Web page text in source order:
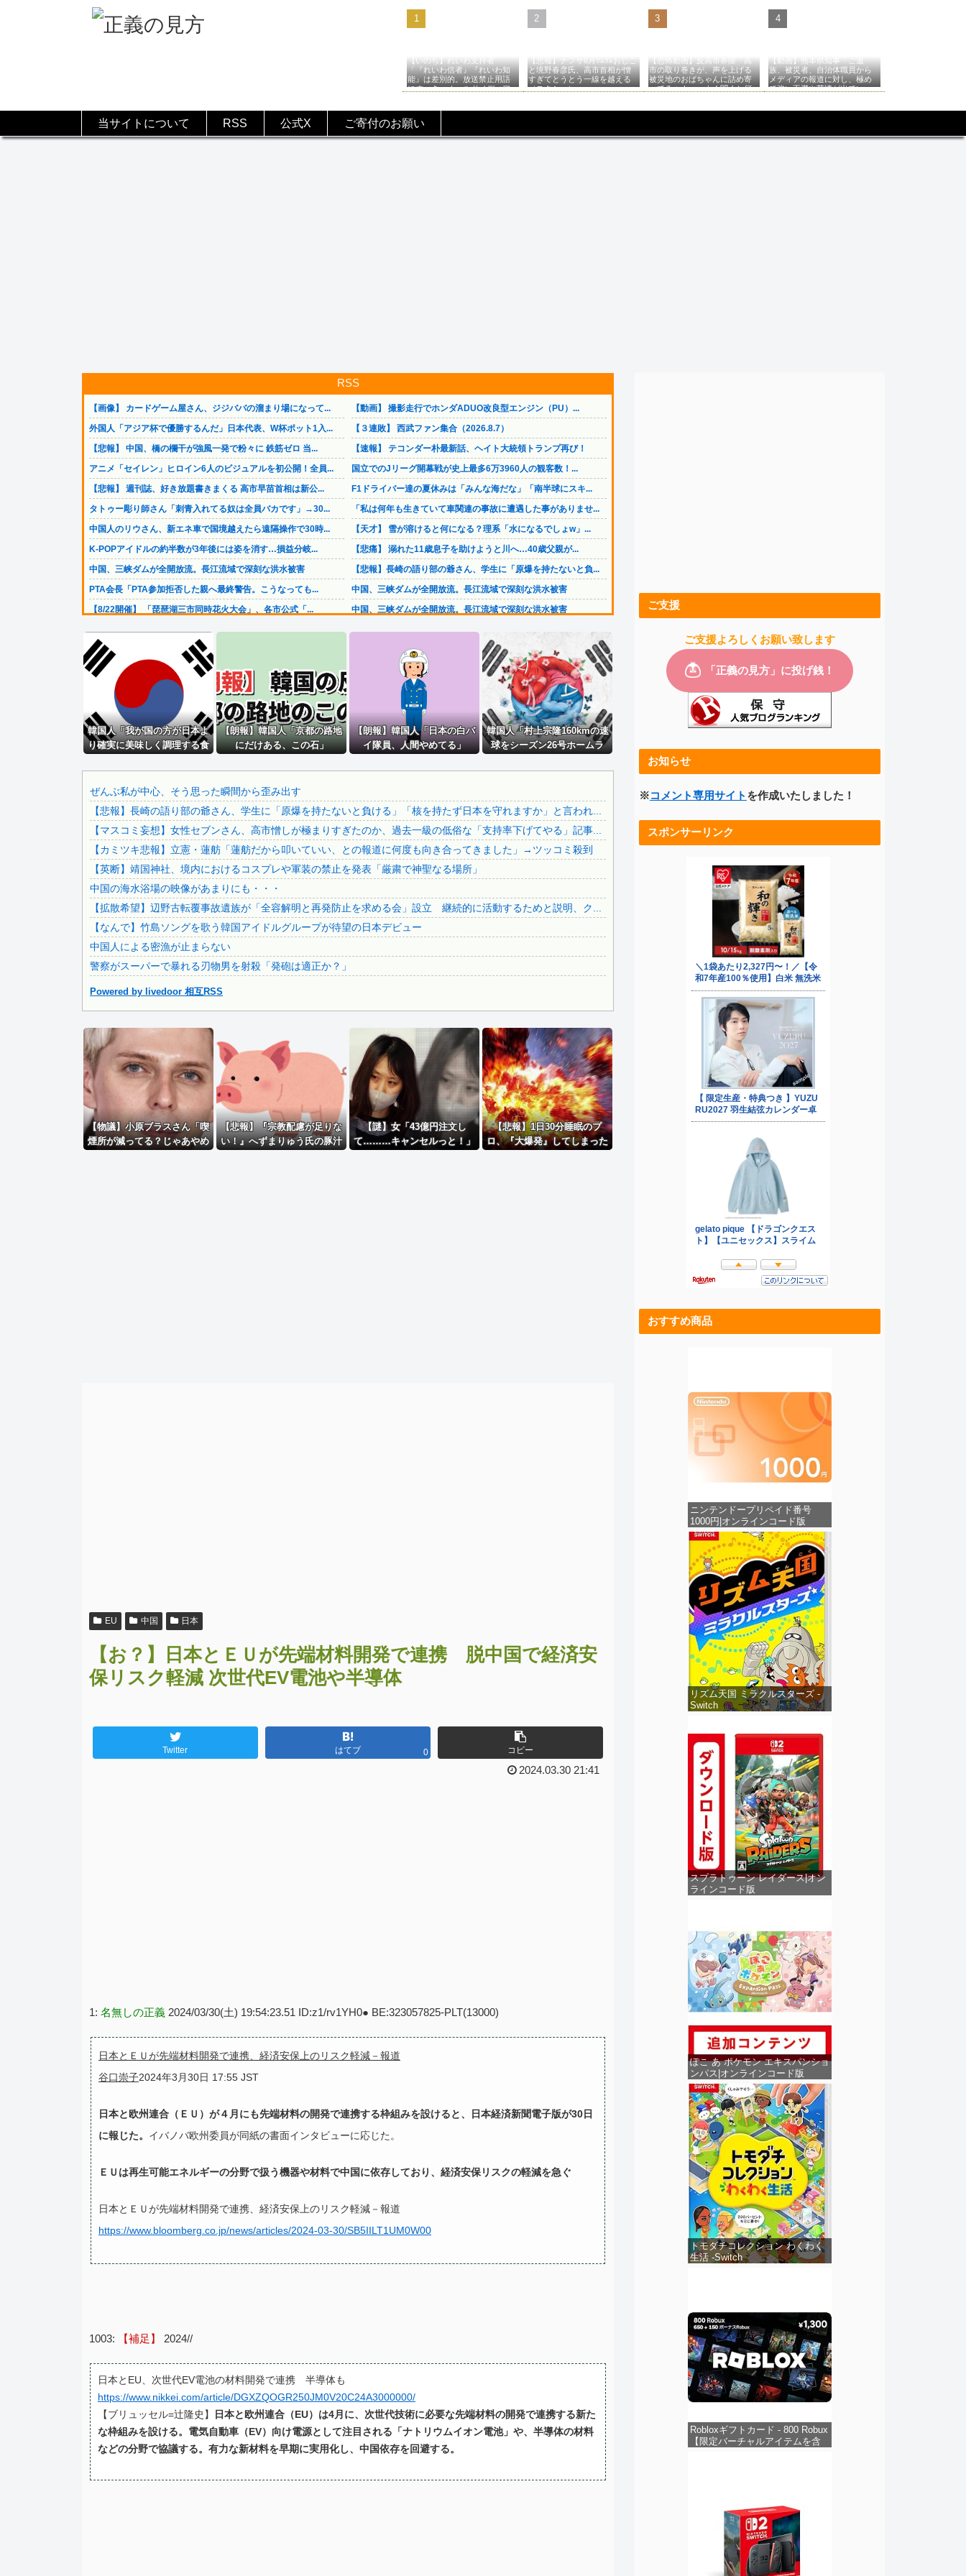
【いのち】れいわ支持者
「『れいわ信者』『れいわ知
能』は差別的。放送禁止用語
にすべき。オールドメディア
【悲報】ナフサ6月ﾂﾑﾂﾑおじこ
と境野春彦氏、高市首相が憎
すぎてとうとう一線を越える
（スクショ）
【恐怖動画】反高市界隈「高
市の取り巻きが、声を上げる
被災地のおばちゃんに詰め寄
ってるぅ！」→よく聞くと何
【動画】熊本県知事「ご遺
族、被災者、自治体職員から
メディアの報道に対し、極め
て強い不満や苦情が出てい
当サイトについて RSS 公式X ご寄付のお願い
RSS
【画像】 カードゲーム屋さん、ジジババの溜まり場になって...
外国人「アジア杯で優勝するんだ」日本代表、W杯ポット1入...
【悲報】 中国、橋の欄干が強風一発で粉々に 鉄筋ゼロ 当...
アニメ「セイレン」ヒロイン6人のビジュアルを初公開！全員...
【悲報】 週刊誌、好き放題書きまくる 高市早苗首相は新公...
タトゥー彫り師さん「刺青入れてる奴は全員バカです」→30...
中国人のリウさん、新エネ車で国境越えたら遠隔操作で30時...
K-POPアイドルの約半数が3年後には姿を消す…損益分岐...
中国、三峡ダムが全開放流。長江流域で深刻な洪水被害
PTA会長「PTA参加拒否した親へ最終警告。こうなっても...
【8/22開催】 「琵琶湖三市同時花火大会」、各市公式「...
【画像】 キャミイの18万円の最新フィギュア、ガチで作り...
【悲報】 中国、橋の欄干が強風一発で粉々に 鉄筋ゼロ 当...
【悲報】へずまりゅう（35）ボランティアのため熊本に行く...
ベイスターズ 4ー3 カープ 延長12回筒香サヨナラホー...
なぜ自民党批判だけは表現の自由ではないのか
【動画】ホリエモン、移民受け入れ反対派の若者にブチギレ→...
【画像】巨大マンボウの稚魚さん、金平糖みたいでカワイイｗ
【超速報】靖國神社、ようやく気づくｗｗｗｗｗｗｗｗｗｗ
「抜くに抜けない……」自転車の青切符導入で”車道ハミ出し...
【動画】 町の中華料理屋さん、娘の採用で人気店になってし...
日本の防衛白書、ついに青春アニメ化ｗｗｗ 国防を語る本な...
「神聖なる場所です」靖国神社、境内におけるコスプレや軍装...
タトゥー彫り師さん「刺青入れてる奴は全員バカです」→30...
【夏の悲劇】父親、溺れた息子を救おうとしてﾀﾋ亡 →専門...
ロシアさん、国民の財産を没収しはじめる
【画像】 全身入れ墨の彫り師、『とんでもない正論』を吐い...
【動画】 撮影走行でホンダADUO改良型エンジン（PU）...
【３連敗】 西武ファン集合（2026.8.7）
【速報】 テコンダー朴最新話、ヘイト大統領トランプ再び！
国立でのJリーグ開幕戦が史上最多6万3960人の観客数！...
F1ドライバー達の夏休みは「みんな海だな」「南半球にスキ...
「私は何年も生きていて車関連の事故に遭遇した事がありませ...
【天才】 雪が溶けると何になる？理系「水になるでしょw」...
【悲痛】 溺れた11歳息子を助けようと川へ…40歳父親が...
【悲報】長崎の語り部の爺さん、学生に「原爆を持たないと負...
中国、三峡ダムが全開放流。長江流域で深刻な洪水被害
中国、三峡ダムが全開放流。長江流域で深刻な洪水被害
PTA会長「PTA参加拒否した親へ最終警告。こうなっても...
【8/22開催】 「琵琶湖三市同時花火大会」、各市公式「...
【画像】 キャミイの18万円の最新フィギュア、ガチで作り...
【動画】 町の中華料理屋さん、娘の採用で人気店になってし...
【画像】 田んぼに謎の魚いたｗｗｗｗｗｗｗｗｗｗｗｗｗｗ...
ロシアさん、国民の財産を没収しはじめる
【超速報】 靖國神社、ようやく気づくｗｗｗｗｗｗｗｗｗｗ
【マスコミ妄想】女性セブンさん、高市憎しが極まりすぎたの...
中国の海水浴場の映像があまりにも・・・
【拡散希望】辺野古転覆事故遺族が「全容解明と再発防止を求...
【なんで】竹島ソングを歌う韓国アイドルグループが待望の日...
中国人による密漁が止まらない
無気力な韓国代表、オーストリアにも0-1で敗北…3月のA...
3.1節がある月なのに…3月のカレンダーに日本の富士山・...
Powered by livedoor 相互RSS
韓国人「我が国の方が日本よ
り確実に美味しく調理する食
【朗報】韓国人「京都の路地
にだけある、この石」
【朗報】韓国人「日本の白バ
イ隊員、人間やめてる」
韓国人「村上宗隆160kmの速
球をシーズン26号ホームラ
ぜんぶ私が中心、そう思った瞬間から歪み出す
【悲報】長崎の語り部の爺さん、学生に「原爆を持たないと負ける」「核を持たず日本を守れますか」と言われ...
【マスコミ妄想】女性セブンさん、高市憎しが極まりすぎたのか、過去一級の低俗な「支持率下げてやる」記事...
【カミツキ悲報】立憲・蓮舫「蓮舫だから叩いていい、との報道に何度も向き合ってきました」→ツッコミ殺到
【英断】靖国神社、境内におけるコスプレや軍装の禁止を発表「厳粛で神聖なる場所」
中国の海水浴場の映像があまりにも・・・
【拡散希望】辺野古転覆事故遺族が「全容解明と再発防止を求める会」設立 継続的に活動するためと説明、ク...
【なんで】竹島ソングを歌う韓国アイドルグループが待望の日本デビュー
中国人による密漁が止まらない
警察がスーパーで暴れる刃物男を射殺「発砲は適正か？」
Powered by livedoor 相互RSS
【物議】小原ブラスさん「喫
煙所が減ってる？じゃあやめ
【悲報】『宗教配慮が足りな
い！』へずまりゅう氏の豚汁
【謎】女「43億円注文し
て………キャンセルっと！」
【悲報】1日30分睡眠のプ
ロ、『大爆発』してしまった
EU 中国 日本
【お？】日本とＥＵが先端材料開発で連携 脱中国で経済安
保リスク軽減 次世代EV電池や半導体
Twitter はてブ 0 コピー
2024.03.30 21:41
1: 名無しの正義 2024/03/30(土) 19:54:23.51 ID:z1/rv1YH0● BE:323057825-PLT(13000)
日本とＥＵが先端材料開発で連携、経済安保上のリスク軽減－報道
谷口崇子2024年3月30日 17:55 JST
日本と欧州連合（ＥＵ）が４月にも先端材料の開発で連携する枠組みを設けると、日本経済新聞電子版が30日
に報じた。 イバノバ欧州委員が同紙の書面インタビューに応じた。
ＥＵは再生可能エネルギーの分野で扱う機器や材料で中国に依存しており、経済安保リスクの軽減を急ぐ
日本とＥＵが先端材料開発で連携、経済安保上のリスク軽減－報道
https://www.bloomberg.co.jp/news/articles/2024-03-30/SB5IILT1UM0W00
1003: 【補足】 2024//
日本とEU、次世代EV電池の材料開発で連携 半導体も
https://www.nikkei.com/article/DGXZQOGR250JM0V20C24A3000000/
【ブリュッセル=辻隆史】
日本と欧州連合（EU）は4月に、次世代技術に必要な先端材料の開発で連携する新た
な枠組みを設ける。電気自動車（EV）向け電源として注目される「ナトリウムイオン電池」や、半導体の材料
などの分野で協議する。有力な新材料を早期に実用化し、中国依存を回避する。
ご支援
ご支援よろしくお願い致します
お知らせ
※コメント専用サイト を作成いたしました！
スポンサーリンク
おすすめ商品
ニンテンドープリペイド番号
1000円|オンラインコード版
リズム天国 ミラクルスターズ -
Switch
スプラトゥーン レイダース|オン
ラインコード版
ぽこ あ ポケモン エキスパンショ
ンパス|オンラインコード版
トモダチコレクション わくわく
生活 -Switch
Robloxギフトカード - 800 Robux
【限定バーチャルアイテムを含